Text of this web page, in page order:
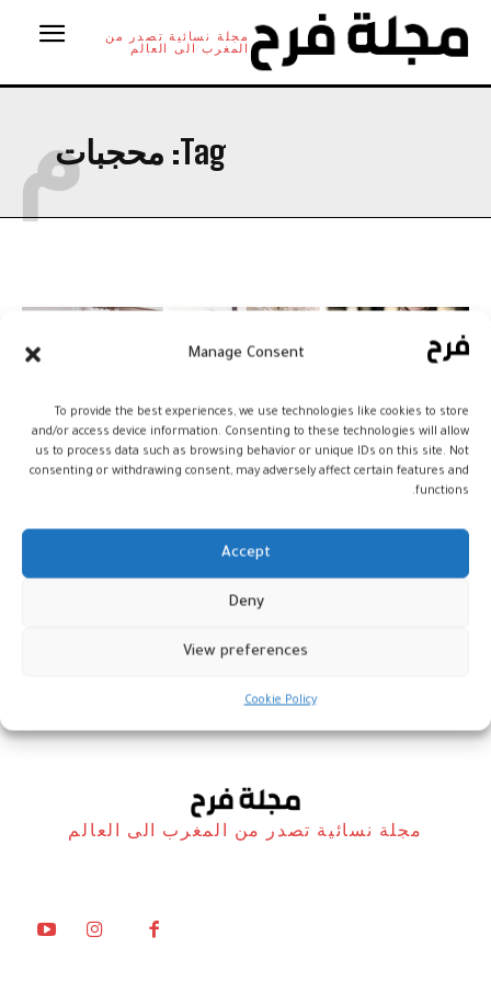
Manage Consent
To provide the best experiences, we use technologies like cookies to store
and/or access device information. Consenting to these technologies will allow
us to process data such as browsing behavior or unique IDs on this site. Not
consenting or withdrawing consent, may adversely affect certain features and
functions.
Accept
Deny
View preferences
Cookie Policy
مجلة نسائية تصدر من
المغرب الى العالم
Tag: محجباتم
فساتين بيضاء محتشمة للمحجبات
موضة و نصائح
مجلة نسائية تصدر من المغرب الى العالم